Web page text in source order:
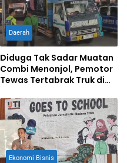
Daerah
Diduga Tak Sadar Muatan
Combi Menonjol, Pemotor
Tewas Tertabrak Truk di
Ekonomi Bisnis